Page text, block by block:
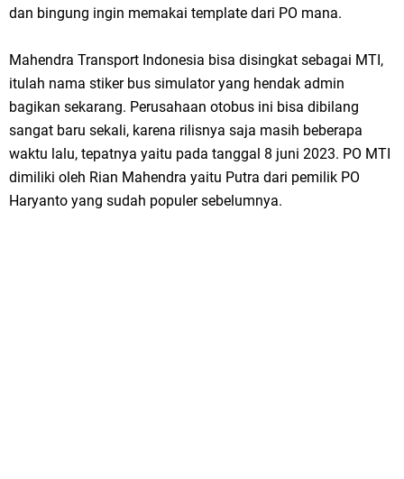
dan bingung ingin memakai template dari PO mana.
Mahendra Transport Indonesia bisa disingkat sebagai MTI,
itulah nama stiker bus simulator yang hendak admin
bagikan sekarang. Perusahaan otobus ini bisa dibilang
sangat baru sekali, karena rilisnya saja masih beberapa
waktu lalu, tepatnya yaitu pada tanggal 8 juni 2023. PO MTI
dimiliki oleh Rian Mahendra yaitu Putra dari pemilik PO
Haryanto yang sudah populer sebelumnya.